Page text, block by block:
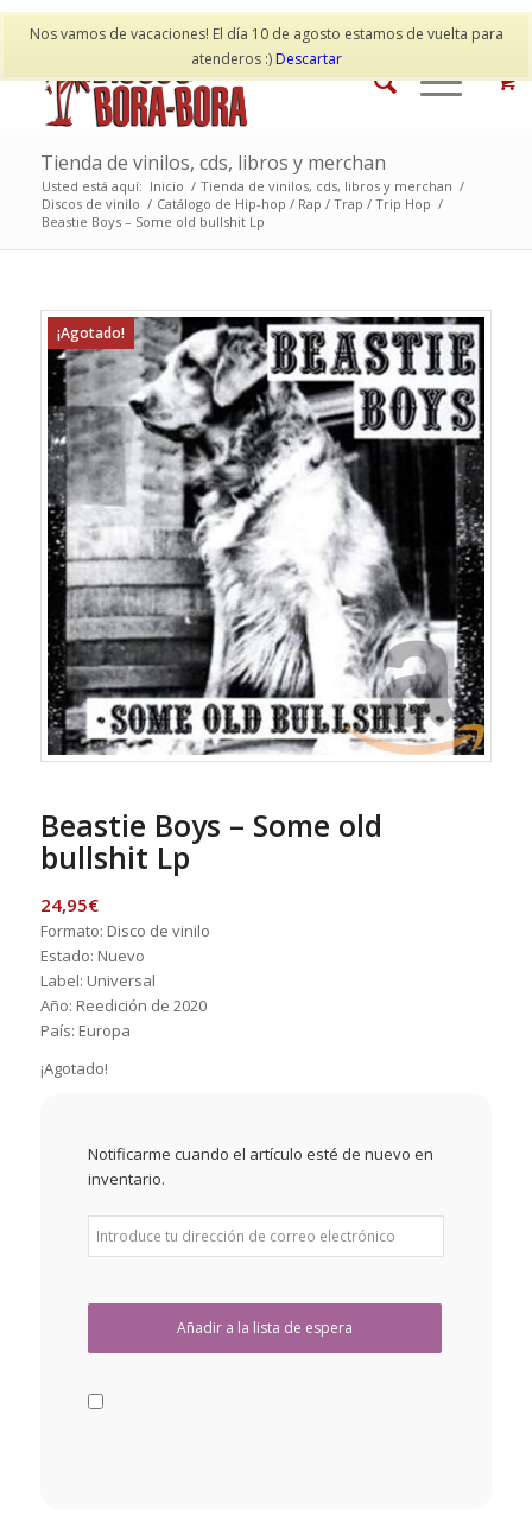
Nos vamos de vacaciones! El día 10 de agosto estamos de vuelta para
atenderos :)Descartar
Mi cuenta Contacto
Tienda de vinilos, cds, libros y merchan
Usted está aquí: Inicio / Tienda de vinilos, cds, libros y merchan /
Discos de vinilo / Catálogo de Hip-hop / Rap / Trap / Trip Hop /
Beastie Boys – Some old bullshit Lp
¡Agotado!
Beastie Boys – Some old
bullshit Lp
24,95€
Formato: Disco de vinilo
Estado: Nuevo
Label: Universal
Año: Reedición de 2020
País: Europa
¡Agotado!
Notificarme cuando el artículo esté de nuevo en
inventario.